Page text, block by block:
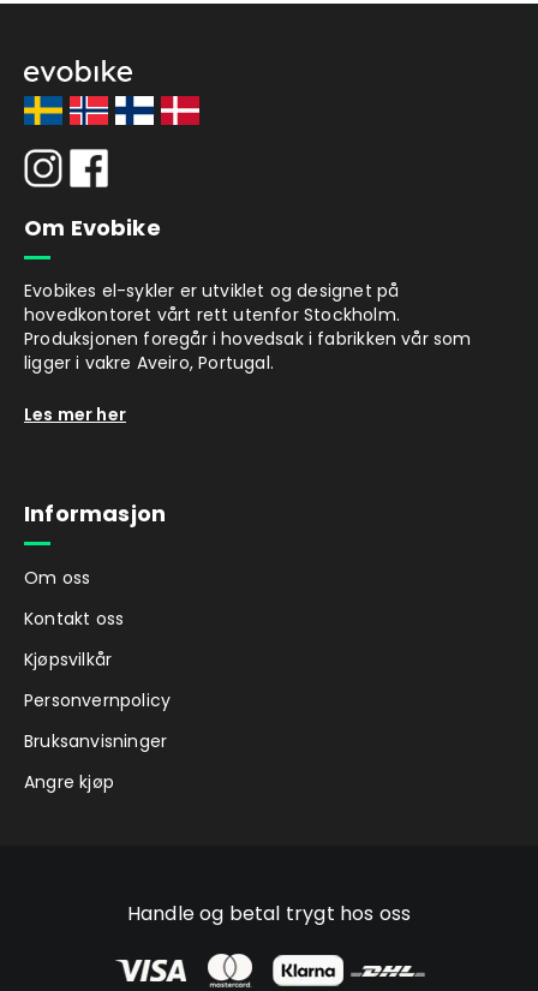
Om Evobike
Evobikes el-sykler er utviklet og designet på
hovedkontoret vårt rett utenfor Stockholm.
Produksjonen foregår i hovedsak i fabrikken vår som
ligger i vakre Aveiro, Portugal.
Les mer her
Informasjon
Om oss
Kontakt oss
Kjøpsvilkår
Personvernpolicy
Bruksanvisninger
Angre kjøp
Handle og betal trygt hos oss